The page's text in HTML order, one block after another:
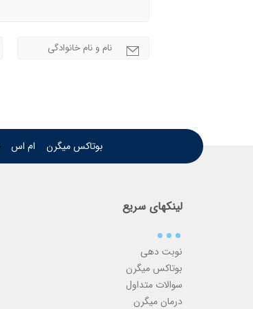
بوتاکس میگرن ام اس
لینکهای سریع
نوبت دهی
بوتاکس میگرن
سوالات متداول
درمان میگرن